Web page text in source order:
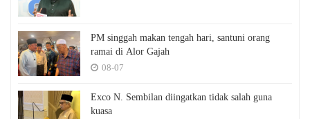
PM singgah makan tengah hari, santuni orang
ramai di Alor Gajah
08-07
Exco N. Sembilan diingatkan tidak salah guna
kuasa